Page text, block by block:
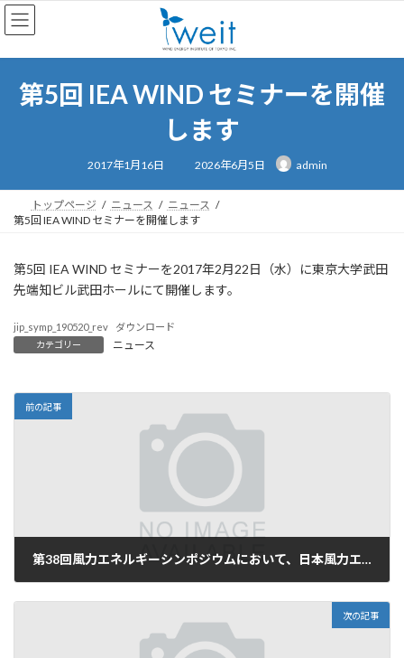
コ
ン
ン
ナ
ビ
ー
第5回 IEA WIND セミナーを開催
します
2017年1月16日
終
新
日
時
:
2026年6月5日 admin
トップページ ニュース
ニュース
第5回 IEA WIND セミナーを開催します
第5回 IEA WIND セミナーを2017年2月22日（水）に東京大学武田
先端知ビル武田ホールにて開催します。
jip_symp_190520_rev ダウンロード
カテゴリー ニュース
前の記事
第38回風力エネルギーシンポジウムにおいて、日本風力エネルギー学会ポスター賞を受賞
次の記事